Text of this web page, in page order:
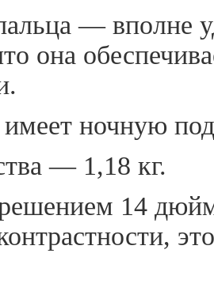
— вполне
она
ночную
— 1,18 кг.
14